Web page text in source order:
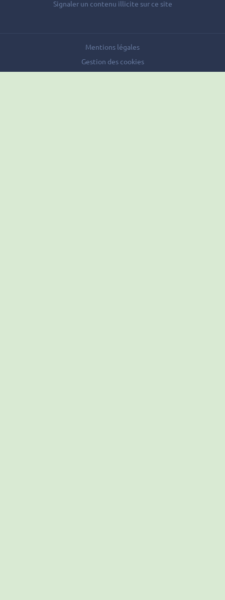
Signaler un contenu illicite sur ce site
Mentions légales
Gestion des cookies